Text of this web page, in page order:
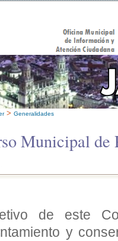
> Generalidades
Municipal de
de este
y